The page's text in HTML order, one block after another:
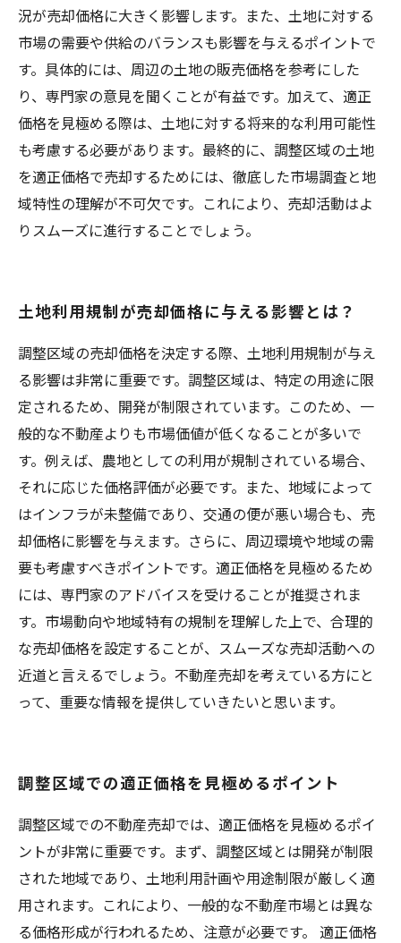
況が売却価格に大きく影響します。また、土地に対する
市場の需要や供給のバランスも影響を与えるポイントで
す。具体的には、周辺の土地の販売価格を参考にした
り、専門家の意見を聞くことが有益です。加えて、適正
価格を見極める際は、土地に対する将来的な利用可能性
も考慮する必要があります。最終的に、調整区域の土地
を適正価格で売却するためには、徹底した市場調査と地
域特性の理解が不可欠です。これにより、売却活動はよ
りスムーズに進行することでしょう。
土地利用規制が売却価格に与える影響とは？
調整区域の売却価格を決定する際、土地利用規制が与え
る影響は非常に重要です。調整区域は、特定の用途に限
定されるため、開発が制限されています。このため、一
般的な不動産よりも市場価値が低くなることが多いで
す。例えば、農地としての利用が規制されている場合、
それに応じた価格評価が必要です。また、地域によって
はインフラが未整備であり、交通の便が悪い場合も、売
却価格に影響を与えます。さらに、周辺環境や地域の需
要も考慮すべきポイントです。適正価格を見極めるため
には、専門家のアドバイスを受けることが推奨されま
す。市場動向や地域特有の規制を理解した上で、合理的
な売却価格を設定することが、スムーズな売却活動への
近道と言えるでしょう。不動産売却を考えている方にと
って、重要な情報を提供していきたいと思います。
調整区域での適正価格を見極めるポイント
調整区域での不動産売却では、適正価格を見極めるポイ
ントが非常に重要です。まず、調整区域とは開発が制限
された地域であり、土地利用計画や用途制限が厳しく適
用されます。これにより、一般的な不動産市場とは異な
る価格形成が行われるため、注意が必要です。 適正価格